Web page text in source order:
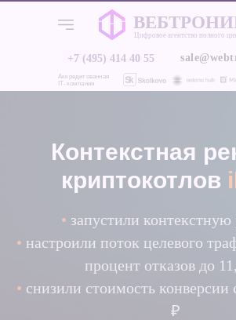
+7 (495) 414 40 55
О
Цифровое агентство полного
Аккредитованная
IT-компания
О
+7 (495) 414 40 55
Цифровое агентство полного
Контекстная
криптокотлов
• запустили контекстную
• настроили поток целевого
процент отказов до
• снизили стоимость конверсии
₽